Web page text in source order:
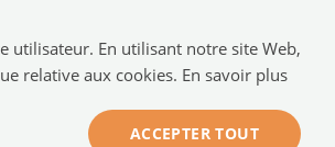
utilisateur. En utilisant notre site Web,
relative aux cookies. En savoir plus
ACCEPTER TOUT